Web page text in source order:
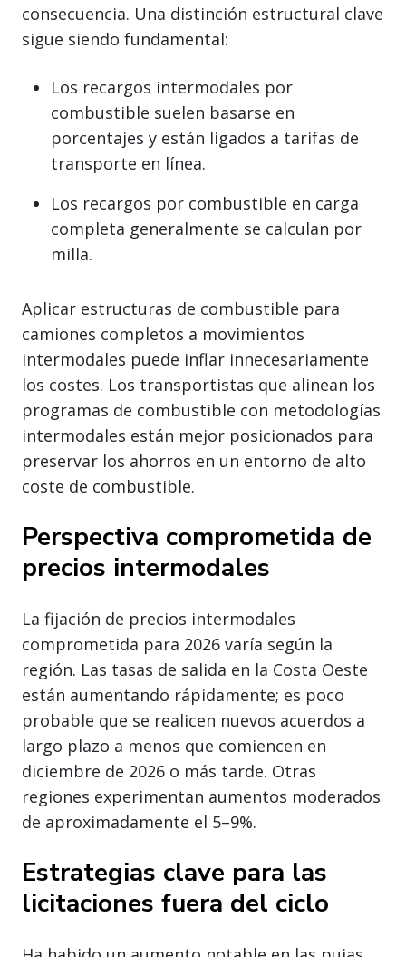
consecuencia. Una distinción estructural clave
sigue siendo fundamental:
Los recargos intermodales por
combustible suelen basarse en
porcentajes y están ligados a tarifas de
transporte en línea.
Los recargos por combustible en carga
completa generalmente se calculan por
milla.
Aplicar estructuras de combustible para
camiones completos a movimientos
intermodales puede inflar innecesariamente
los costes. Los transportistas que alinean los
programas de combustible con metodologías
intermodales están mejor posicionados para
preservar los ahorros en un entorno de alto
coste de combustible.
Perspectiva comprometida de
precios intermodales
La fijación de precios intermodales
comprometida para 2026 varía según la
región. Las tasas de salida en la Costa Oeste
están aumentando rápidamente; es poco
probable que se realicen nuevos acuerdos a
largo plazo a menos que comiencen en
diciembre de 2026 o más tarde. Otras
regiones experimentan aumentos moderados
de aproximadamente el 5–9%.
Estrategias clave para las
licitaciones fuera del ciclo